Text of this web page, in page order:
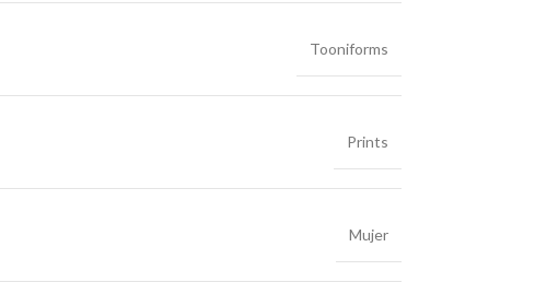
Tooniforms
Prints
Mujer